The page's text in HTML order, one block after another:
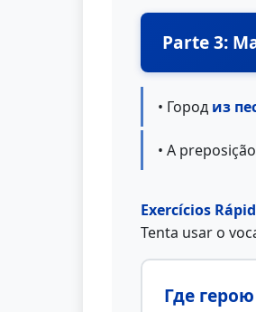
Parte 3:
• Город из
• A preposição
Exercícios
Tenta usar o
Где